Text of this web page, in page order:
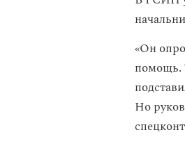
«Он
помощь.
Но